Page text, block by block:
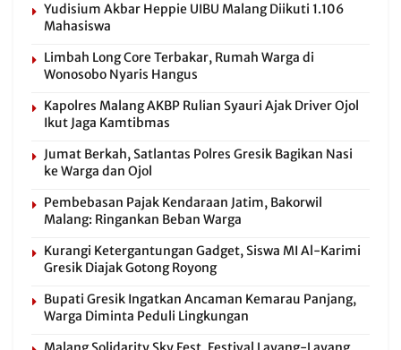
Yudisium Akbar Heppie UIBU Malang Diikuti 1.106
Mahasiswa
Limbah Long Core Terbakar, Rumah Warga di
Wonosobo Nyaris Hangus
Kapolres Malang AKBP Rulian Syauri Ajak Driver Ojol
Ikut Jaga Kamtibmas
Jumat Berkah, Satlantas Polres Gresik Bagikan Nasi
ke Warga dan Ojol
Pembebasan Pajak Kendaraan Jatim, Bakorwil
Malang: Ringankan Beban Warga
Kurangi Ketergantungan Gadget, Siswa MI Al-Karimi
Gresik Diajak Gotong Royong
Bupati Gresik Ingatkan Ancaman Kemarau Panjang,
Warga Diminta Peduli Lingkungan